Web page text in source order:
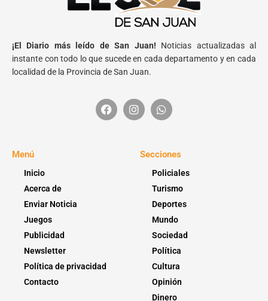
¡El Diario más leído de San Juan! Noticias actualizadas al
instante con todo lo que sucede en cada departamento y en cada
localidad de la Provincia de San Juan.
Menú
Inicio
Acerca de
Enviar Noticia
Juegos
Publicidad
Newsletter
Política de privacidad
Contacto
Secciones
Policiales
Turismo
Deportes
Mundo
Sociedad
Política
Cultura
Opinión
Dinero